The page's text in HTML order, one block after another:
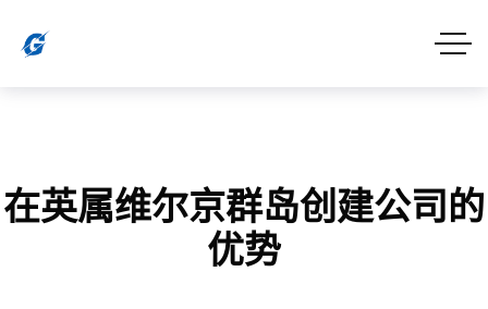
在英属维尔京群岛创建公司的
优势